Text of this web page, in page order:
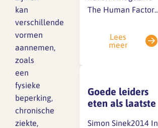
Jaarrapportage
Ontwerpsector 2025
SFA magazine The Human
Factor
kan
verschillende
vormen
aannemen,
zoals
een
fysieke
beperking,
chronische
ziekte,
The Human Factor
verstuurd aan
architectenbureaus
ontvangen? Je kunt
het magazine
onderin lezen en
Lees
meer
Goede leiders
eten als laatste
Simon Sinek2014 In